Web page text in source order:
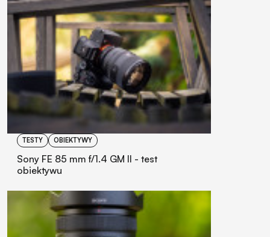
TESTY OBIEKTYWY
Sony FE 85 mm f/1.4 GM II - test
obiektywu